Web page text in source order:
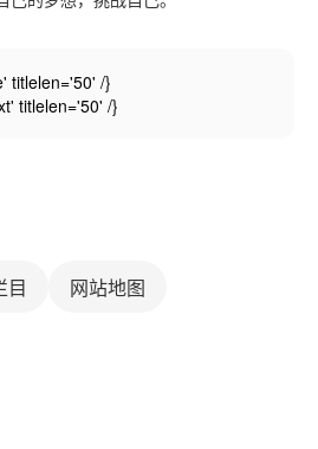
titlelen='50' /}
titlelen='50' /}
目 网站地图